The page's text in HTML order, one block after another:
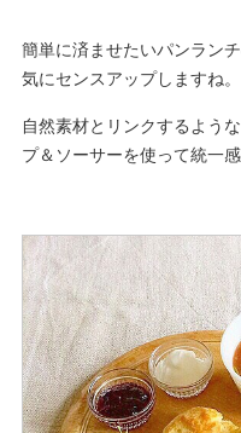
簡単に済ませたいパンラン
気にセンスアップしますね。
自然素材とリンクするよう
プ＆ソーサーを使って統一感